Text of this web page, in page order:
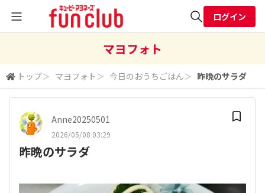
検索
ログイン
マヨフォト
トップ＞ マヨフォト ＞ 今日のおうちごはん＞ 昨晩のサラダ
Anne20250501
2026/05/08 03:29
昨晩のサラダ